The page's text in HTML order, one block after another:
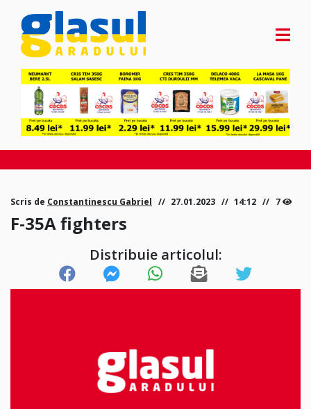
Scris de Constantinescu Gabriel 27.01.2023 14:12 7
F-35A fighters
Distribuie articolul: